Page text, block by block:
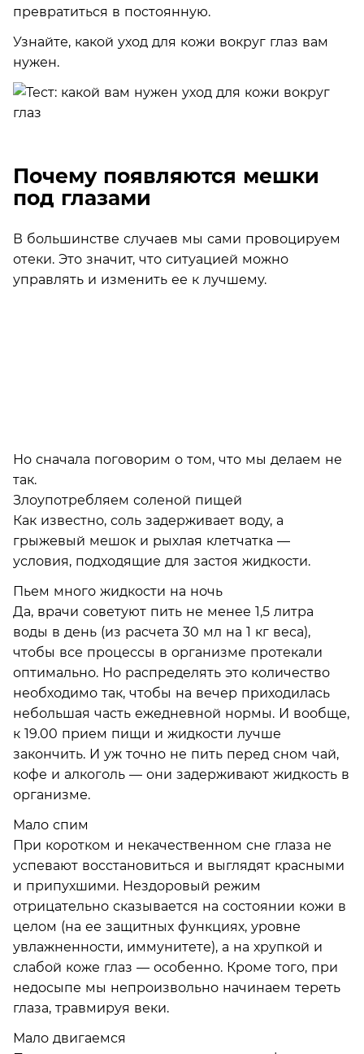
превратиться в постоянную.
Узнайте, какой уход для кожи вокруг глаз вам
нужен.
Почему появляются мешки
под глазами
В большинстве случаев мы сами провоцируем
отеки. Это значит, что ситуацией можно
управлять и изменить ее к лучшему.
Но сначала поговорим о том, что мы делаем не
так.
Злоупотребляем соленой пищей
Как известно, соль задерживает воду, а
грыжевый мешок и рыхлая клетчатка —
условия, подходящие для застоя жидкости.
Пьем много жидкости на ночь
Да, врачи советуют пить не менее 1,5 литра
воды в день (из расчета 30 мл на 1 кг веса),
чтобы все процессы в организме протекали
оптимально. Но распределять это количество
необходимо так, чтобы на вечер приходилась
небольшая часть ежедневной нормы. И вообще,
к 19.00 прием пищи и жидкости лучше
закончить. И уж точно не пить перед сном чай,
кофе и алкоголь — они задерживают жидкость в
организме.
Мало спим
При коротком и некачественном сне глаза не
успевают восстановиться и выглядят красными
и припухшими. Нездоровый режим
отрицательно сказывается на состоянии кожи в
целом (на ее защитных функциях, уровне
увлажненности, иммунитете), а на хрупкой и
слабой коже глаз — особенно. Кроме того, при
недосыпе мы непроизвольно начинаем тереть
глаза, травмируя веки.
Мало двигаемся